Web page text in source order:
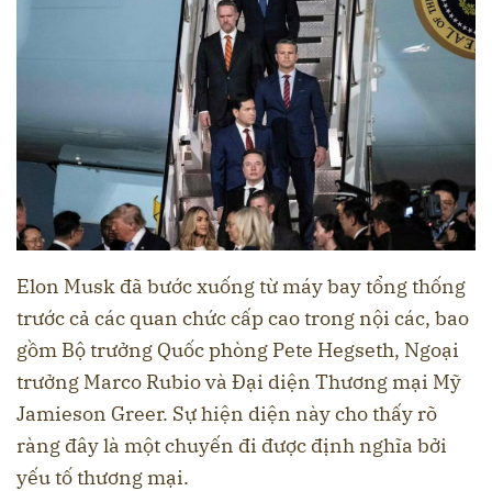
Elon Musk đã bước xuống từ máy bay tổng thống
trước cả các quan chức cấp cao trong nội các, bao
gồm Bộ trưởng Quốc phòng Pete Hegseth, Ngoại
trưởng Marco Rubio và Đại diện Thương mại Mỹ
Jamieson Greer. Sự hiện diện này cho thấy rõ
ràng đây là một chuyến đi được định nghĩa bởi
yếu tố thương mại.